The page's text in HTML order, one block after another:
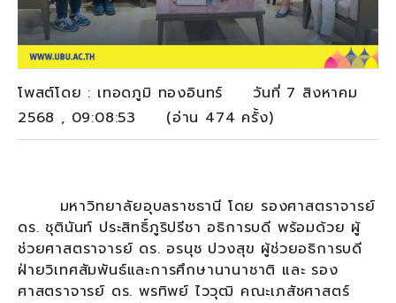
โพสต์โดย : เทอดภูมิ ทองอินทร์ วันที่ 7 สิงหาคม
2568 , 09:08:53 (อ่าน 474 ครั้ง)
มหาวิทยาลัยอุบลราชธานี โดย รองศาสตราจารย์
ดร. ชุตินันท์ ประสิทธิ์ภูริปรีชา อธิการบดี พร้อมด้วย ผู้
ช่วยศาสตราจารย์ ดร. อรนุช ปวงสุข ผู้ช่วยอธิการบดี
ฝ่ายวิเทศสัมพันธ์และการศึกษานานาชาติ และ รอง
ศาสตราจารย์ ดร. พรทิพย์ ไววุฒิ คณะเภสัชศาสตร์